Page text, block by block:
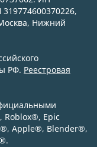
Нижний
РФ. Реестровая
, Roblox®, Epic
®, Apple®, Blender®,
.